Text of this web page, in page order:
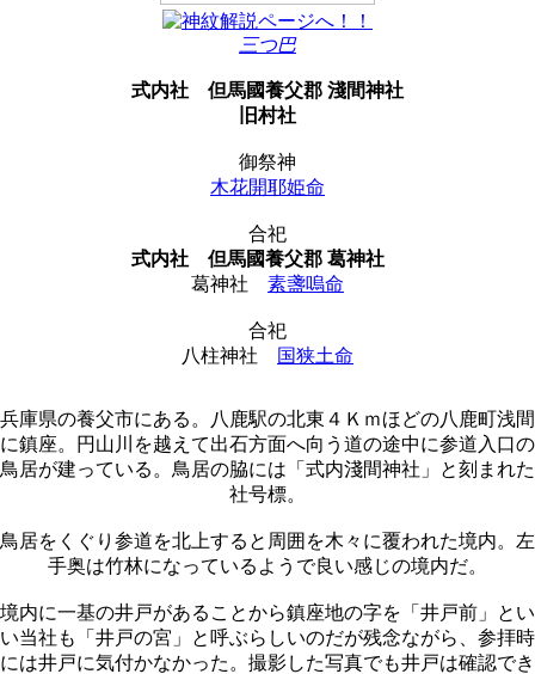
三つ巴
式内社
但馬國養父郡 淺間神社
旧村社
御祭神
木花開耶姫命
合祀
式内社
但馬國養父郡 葛神社
葛神社 素盞嗚命
合祀
八柱神社
国狭土命
兵庫県の養父市にある。八鹿駅の北東４Ｋｍほどの八鹿町浅間
に鎮座。円山川を越えて出石方面へ向う道の途中に参道入口の
鳥居が建っている。鳥居の脇には「式内淺間神社」と刻まれた
社号標。
鳥居をくぐり参道を北上すると周囲を木々に覆われた境内。左
手奥は竹林になっているようで良い感じの境内だ。
境内に一基の井戸があることから鎮座地の字を「井戸前」とい
い当社も「井戸の宮」と呼ぶらしいのだが残念ながら、参拝時
には井戸に気付かなかった。撮影した写真でも井戸は確認でき